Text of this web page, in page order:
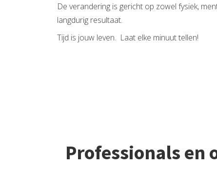
De verandering is gericht op zowel fysiek,
langdurig resultaat.
Tijd is jouw leven. Laat elke minuut tellen!
Professionals en